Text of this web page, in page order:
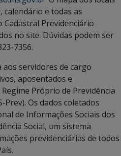
e todas as
Cadastral Previdenciário
no site. Dúvidas podem ser
7356.
servidores de cargo
aposentados e
Próprio de Previdência
Prev). Os dados coletados
de Informações Sociais dos
Social, um sistema
previdenciárias de todos